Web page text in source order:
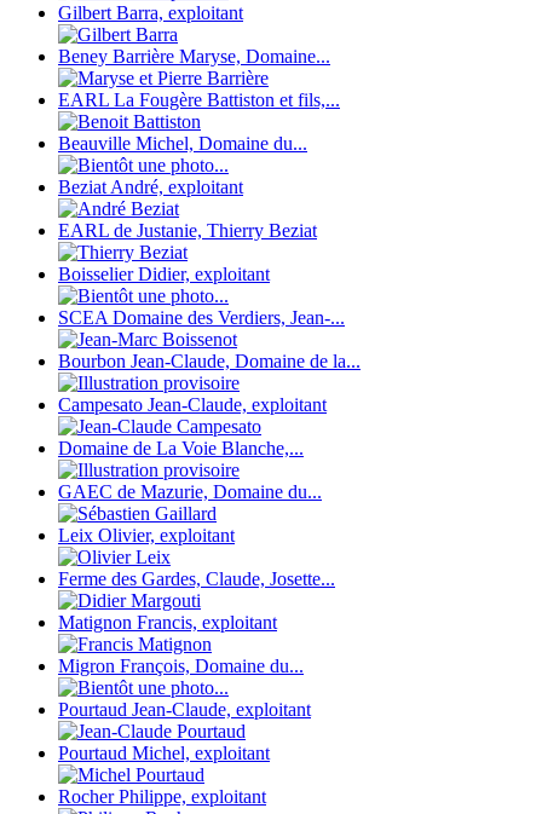
Gilbert Barra, exploitant
Beney Barrière Maryse, Domaine...
EARL La Fougère Battiston et fils,...
Beauville Michel, Domaine du...
Beziat André, exploitant
EARL de Justanie, Thierry Beziat
Boisselier Didier, exploitant
SCEA Domaine des Verdiers, Jean-...
Bourbon Jean-Claude, Domaine de la...
Campesato Jean-Claude, exploitant
Domaine de La Voie Blanche,...
GAEC de Mazurie, Domaine du...
Leix Olivier, exploitant
Ferme des Gardes, Claude, Josette...
Matignon Francis, exploitant
Migron François, Domaine du...
Pourtaud Jean-Claude, exploitant
Pourtaud Michel, exploitant
Rocher Philippe, exploitant